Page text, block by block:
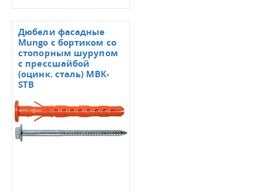
Дюбели фасадные
Mungo с бортиком со
стопорным шурупом
с прессшайбой
(оцинк. сталь) МВК-
STB